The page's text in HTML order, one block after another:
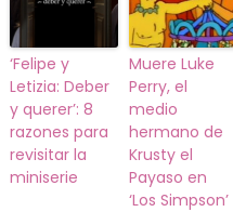
‘Felipe y
Letizia: Deber
y querer’: 8
razones para
revisitar la
miniserie
Muere Luke
Perry, el
medio
hermano de
Krusty el
Payaso en
‘Los Simpson’